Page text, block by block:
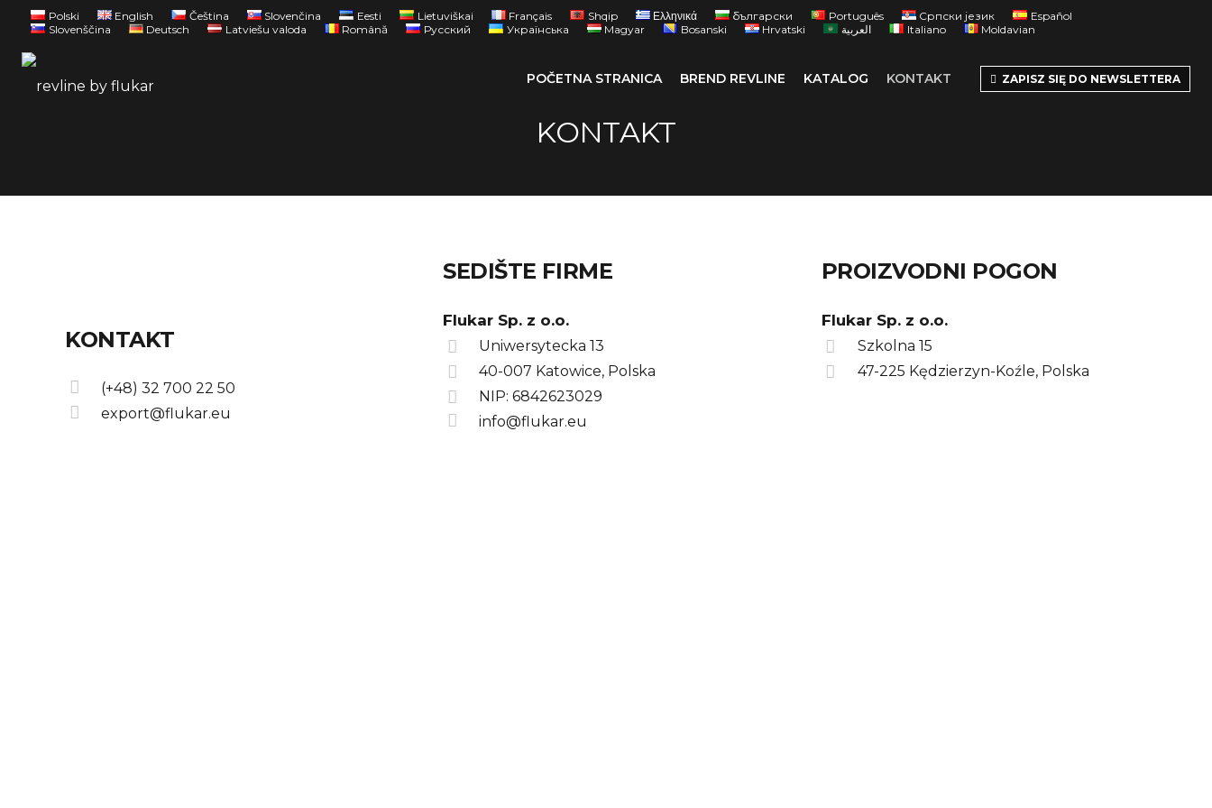
Polski English Čeština Slovenčina Eesti Lietuviškai Français Shqip Ελληνικά български Português Српски језик
Español
Slovenščina
Deutsch Latviešu valoda Română Русский Українська Magyar Bosanski Hrvatski العربية Italiano Moldavian
POČETNA STRANICA BREND REVLINE KATALOG KONTAKT ZAPISZ SIĘ DO NEWSLETTERA
KONTAKT
KONTAKT
(+48) 32 700 22 50
export@flukar.eu
SEDIŠTE FIRME
Flukar Sp. z o.o.
Uniwersytecka 13
40-007 Katowice, Polska
NIP: 6842623029
info@flukar.eu
PROIZVODNI POGON
Flukar Sp. z o.o.
Szkolna 15
47-225 Kędzierzyn-Koźle, Polska